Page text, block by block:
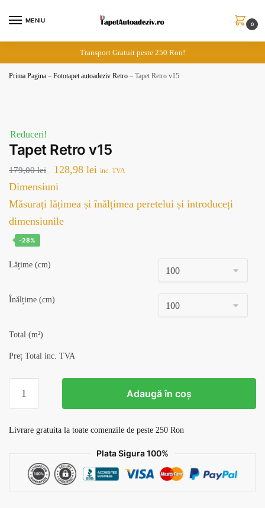
MENIU
0
Transport Gratuit peste 250 Ron!
Prima Pagina – Fototapet autoadeziv Retro – Tapet Retro v15
Reduceri!
Tapet Retro v15
179,00lei
Prețul
inițial
a
fost:
128,98 lei Prețul
este:
inc. TVA
Dimensiuni
Măsurați lățimea și înălțimea peretelui și introduceți
dimensiunile
-28%
Lățime (cm)
Înălțime (cm)
Total (m²)
Preț Total inc. TVA
Tapet
v15
Adaugă în coș
Livrare gratuita la toate comenzile de peste 250 Ron
Plata Sigura 100%